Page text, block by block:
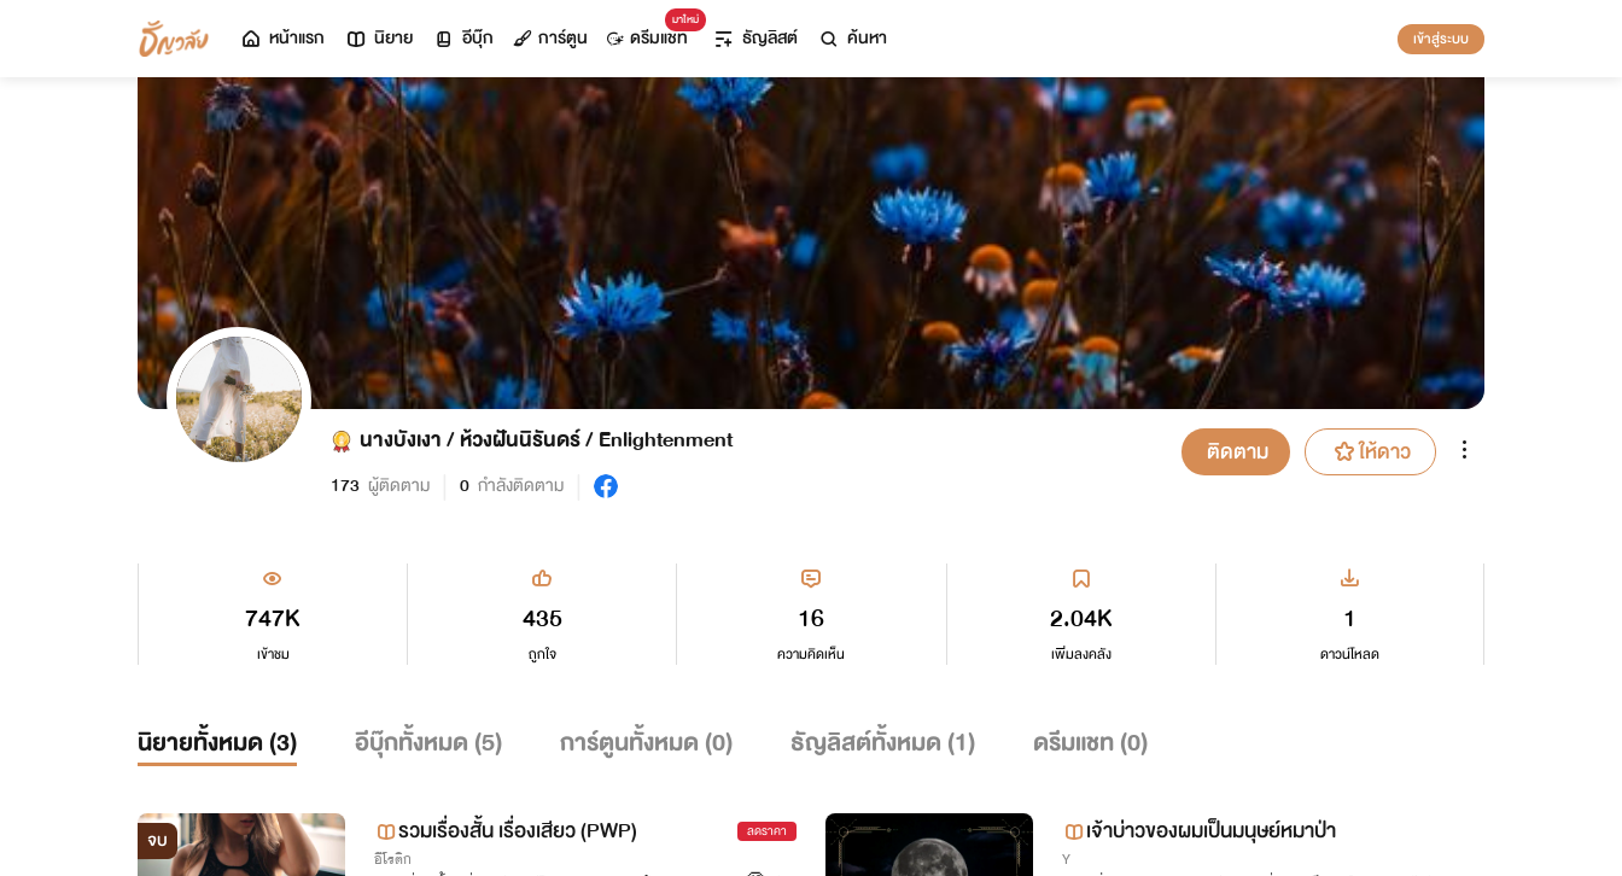
หน้าแรก นิยาย อีบุ๊ก การ์ตูน
มาใหม่
ดรีมแชท ธัญลิสต์ ค้นหา เข้าสู่ระบบ
นางบังเงา / ห้วงฝันนิรันดร์ / Enlightenment
173 ผู้ติดตาม 0 กำลังติดตาม
ติดตาม ให้ดาว
747K
เข้าชม
2.04K
เพิ่มลงคลัง
435
ถูกใจ
1
ดาวน์โหลด
16
ความคิดเห็น
นิยายทั้งหมด (3) อีบุ๊กทั้งหมด (5) การ์ตูนทั้งหมด (0) ธัญลิสต์ทั้งหมด (1) ดรีมแชท (0)
จบ รวมเรื่องสั้น เรื่องเสียว (PWP) ลดราคา
อีโรติก
เจ้าบ่าวของผมเป็นมนุษย์หมาป่า
Y